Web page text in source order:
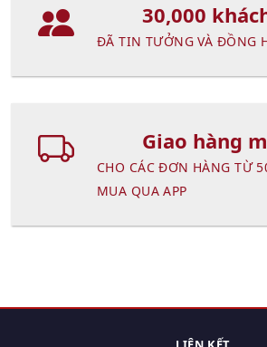
30,000
ĐÃ TIN TƯỞNG VÀ ĐỒNG
Giao hàng
CHO CÁC ĐƠN HÀNG TỪ
MUA QUA APP